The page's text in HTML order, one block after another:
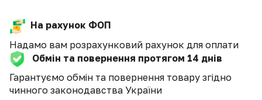
На рахунок ФОП
Надамо вам розрахунковий рахунок для оплати
Обмін та повернення протягом 14 днів
Гарантуємо обмін та повернення товару згідно
чинного законодавства України